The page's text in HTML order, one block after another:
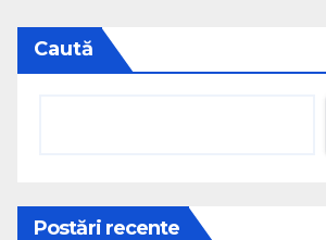
Caută
Postări recente